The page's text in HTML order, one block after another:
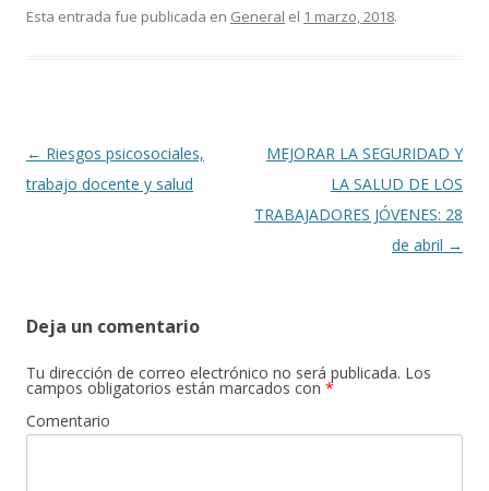
e
k
itt m
r
Esta entrada fue publicada en General el 1 marzo, 2018.
Navegación
de
← Riesgos psicosociales,
trabajo docente y salud
MEJORAR LA SEGURIDAD Y
LA SALUD DE LOS
TRABAJADORES JÓVENES: 28
de abril →
Deja un comentario
Tu dirección de correo electrónico no será publicada. Los
campos obligatorios están marcados con *
Comentario